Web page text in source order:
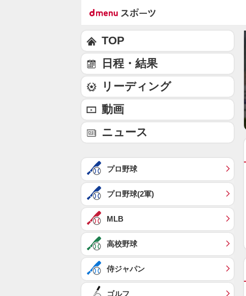
TOP
日程・結果
リーディング
動画
ニュース
プロ野球
プロ野球(2軍)
MLB
高校野球
侍ジャパン
ゴルフ